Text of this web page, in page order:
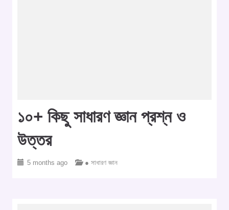
১০+ কিছু সাধারণ জ্ঞান প্রশ্ন ও
উত্তর
5 months ago ● সাধারণ জ্ঞান